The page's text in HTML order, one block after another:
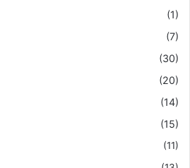
(1)
(7)
(30)
(20)
(14)
(15)
(11)